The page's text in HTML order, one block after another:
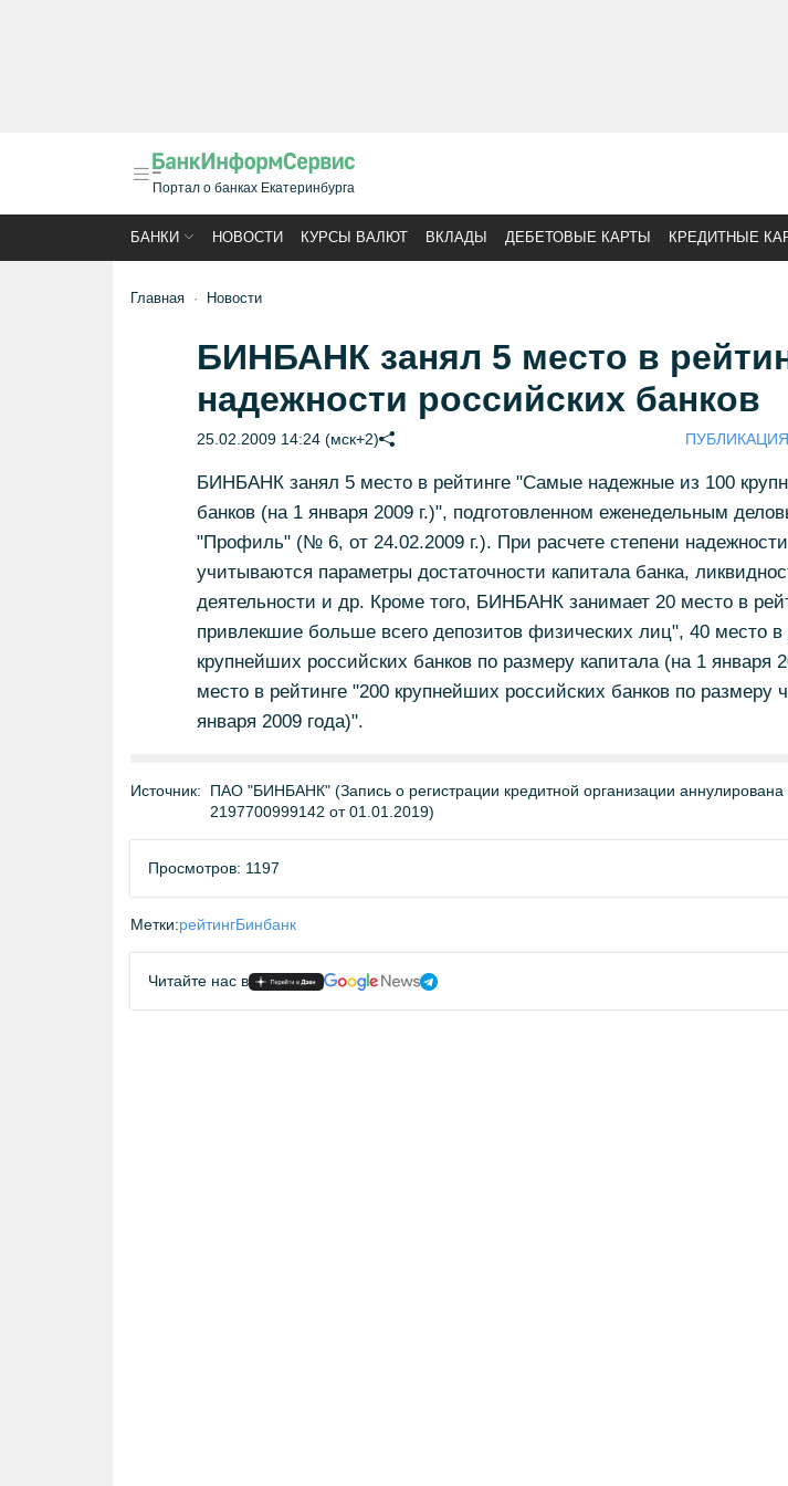
Портал о банках Екатеринбурга
БАНКИ НОВОСТИ КУРСЫ ВАЛЮТ ВКЛАДЫ ДЕБЕТОВЫЕ КАРТЫ КРЕДИТНЫЕ
Главная Новости
БИНБАНК занял 5 место в
надежности российских банков
25.02.2009 14:24 (мск+2) ПУБЛИКАЦИЯ
БИНБАНК занял 5 место в рейтинге "Самые надежные из 100
банков (на 1 января 2009 г.)", подготовленном еженедельным
"Профиль" (№ 6, от 24.02.2009 г.). При расчете степени надежности
учитываются параметры достаточности капитала банка,
деятельности и др. Кроме того, БИНБАНК занимает 20 место в
привлекшие больше всего депозитов физических лиц", 40 место в
крупнейших российских банков по размеру капитала (на 1 января
место в рейтинге "200 крупнейших российских банков по размеру
января 2009 года)".
Источник:
ПАО "БИНБАНК" (Запись о регистрации кредитной организации
2197700999142 от 01.01.2019)
Просмотров: 1197
Метки:рейтингБинбанк
Читайте нас в